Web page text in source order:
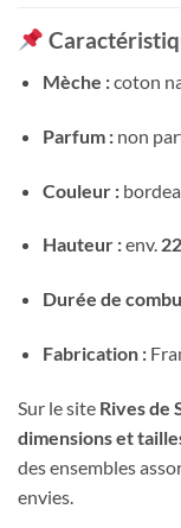
Mèche :coton
Parfum :non
Couleur :
Hauteur :env.
Durée de
Fabrication :
Sur le site Rives de
dimensions et
des ensembles
envies.